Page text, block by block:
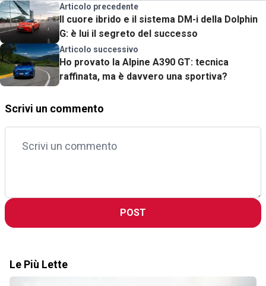
Articolo precedente
Il cuore ibrido e il sistema DM-i della Dolphin
G: è lui il segreto del successo
Articolo successivo
Ho provato la Alpine A390 GT: tecnica
raffinata, ma è davvero una sportiva?
Scrivi un commento
POST
Le Più Lette